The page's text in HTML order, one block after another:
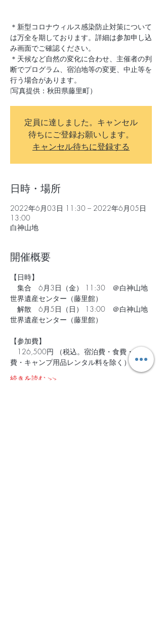
＊新型コロナウィルス感染防止対策について
は万全を期しております。詳細は参加申し込
み画面でご確認ください。
＊天候など自然の変化に合わせ、主催者の判
断でプログラム、宿泊地等の変更、中止等を
行う場合があります。
(写真提供：秋田県藤里町）
定員に達しました。キャンセル
待ちにご登録お願いします。
キャンセル待ちに登録する
日時・場所
2022年6月03日 11:30 – 2022年6月05日
13:00
白神山地
開催概要
【日時】
集合　6月3日（金） 11:30　＠白神山地
世界遺産センター（藤里館）
解散　6月5日（日） 13:00　＠白神山地
世界遺産センター（藤里館）
【参加費】
126,500円 （税込。宿泊費・食費・交通
費・キャンプ用品レンタル料を除く）
続きを読む >>